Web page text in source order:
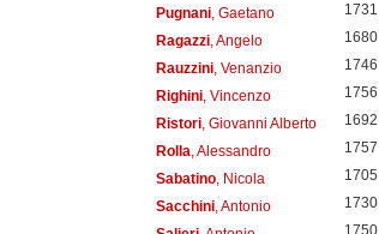
Pugnani, Gaetano 1731
Ragazzi, Angelo 1680
Rauzzini, Venanzio 1746
Righini, Vincenzo 1756
Ristori, Giovanni Alberto 1692
Rolla , Alessandro 1757
Sabatino, Nicola 1705
Sacchini, Antonio 1730
1750